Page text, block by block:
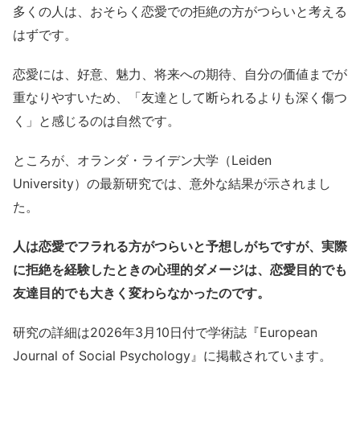
多くの人は、おそらく恋愛での拒絶の方がつらいと考える
はずです。
恋愛には、好意、魅力、将来への期待、自分の価値までが
重なりやすいため、「友達として断られるよりも深く傷つ
く」と感じるのは自然です。
ところが、オランダ・ライデン大学（Leiden
University）の最新研究では、意外な結果が示されまし
た。
人は恋愛でフラれる方がつらいと予想しがちですが、実際
に拒絶を経験したときの心理的ダメージは、恋愛目的でも
友達目的でも大きく変わらなかったのです。
研究の詳細は2026年3月10日付で学術誌『European
Journal of Social Psychology』に掲載されています。